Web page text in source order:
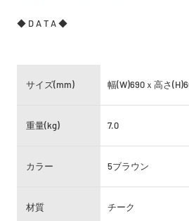
◆ D A T A ◆
サイズ(mm) 幅(W)690ｘ高さ
重量(kg) 7.0
カラー 5ブラウン
材質 チーク